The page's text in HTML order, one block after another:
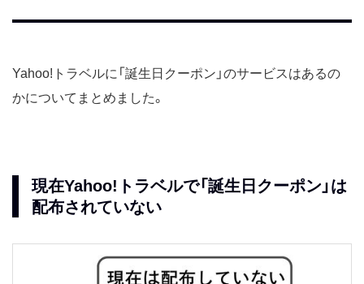
Yahoo!トラベルに「誕生日クーポン」のサービスはあるの
かについてまとめました。
現在Yahoo!トラベルで「誕生日クーポン」は
配布されていない